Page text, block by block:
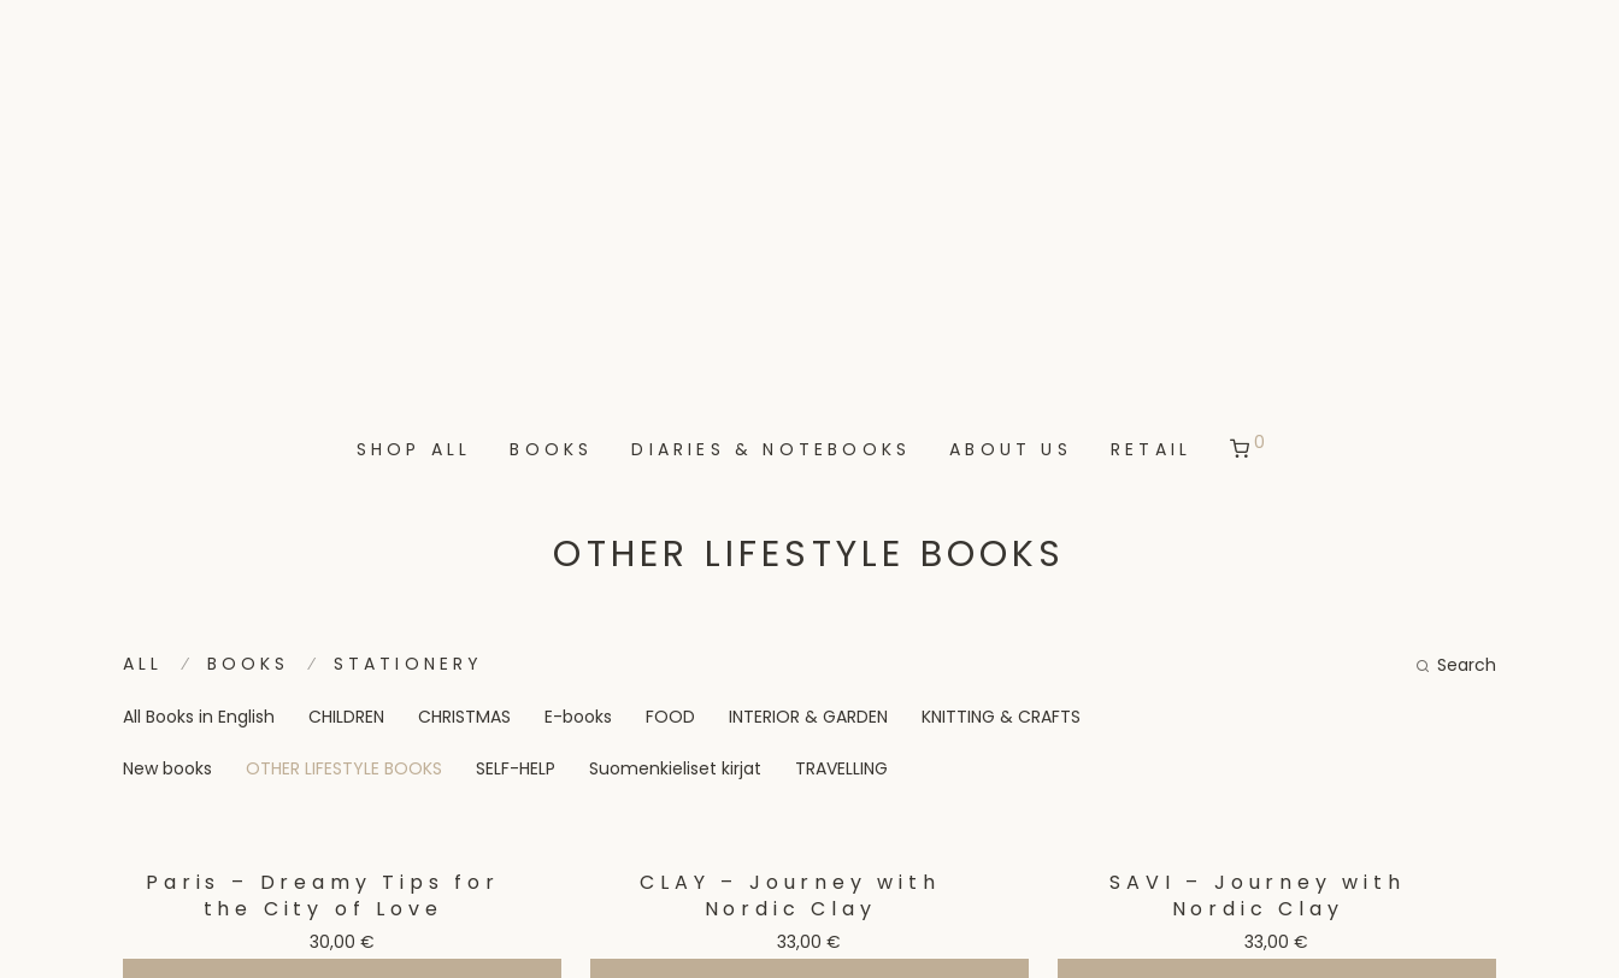
SHOP ALL BOOKS DIARIES & NOTEBOOKS ABOUT US RETAIL 0
OTHER LIFESTYLE BOOKS
Search
ALL ⁄ BOOKS ⁄ STATIONERY
All Books in English CHILDREN CHRISTMAS E-books FOOD INTERIOR & GARDEN KNITTING & CRAFTS
New books OTHER LIFESTYLE BOOKS SELF-HELP Suomenkieliset kirjat TRAVELLING
Paris – Dreamy Tips for
the City of Love
30,00 €
CLAY – Journey with
Nordic Clay
33,00€
SAVI – Journey with
Nordic Clay
33,00€